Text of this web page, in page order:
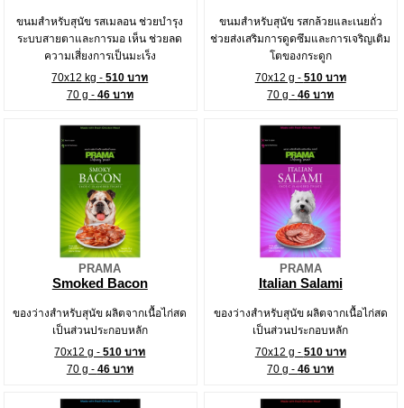
ขนมสำหรับสุนัข รสเมลอน ช่วยบำรุง
ระบบสายตาและการมอ เห็น ช่วยลด
ความเสี่ยงการเป็นมะเร็ง
70x12 kg -510 บาท
70 g - 46 บาท
ขนมสำหรับสุนัข รสกล้วยและเนยถั่ว
ช่วยส่งเสริมการดูดซึมและการเจริญเติม
โตของกระดูก
70x12 g - 510 บาท
70 g -46 บาท
PRAMA
Smoked Bacon
ของว่างสำหรับสุนัข ผลิตจากเนื้อไก่สด
เป็นส่วนประกอบหลัก
70x12 g -510 บาท
70 g - 46 บาท
PRAMA
Italian Salami
ของว่างสำหรับสุนัข ผลิตจากเนื้อไก่สด
เป็นส่วนประกอบหลัก
70x12 g - 510 บาท
70 g -46 บาท